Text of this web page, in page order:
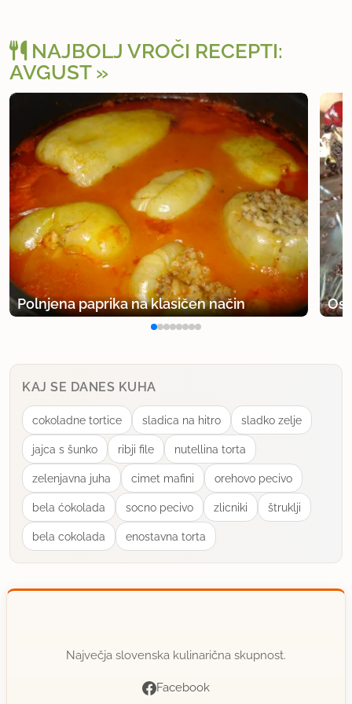
NAJBOLJ VROČI RECEPTI:
AVGUST
Polnjena paprika na klasičen način
KAJ SE DANES KUHA
cokoladne tortice sladica na hitro sladko zelje
jajca s šunko ribji file nutellina torta
zelenjavna juha cimet mafini orehovo pecivo
bela ćokolada socno pecivo zlicniki štruklji
bela cokolada enostavna torta
Največja slovenska kulinarična skupnost.
Facebook